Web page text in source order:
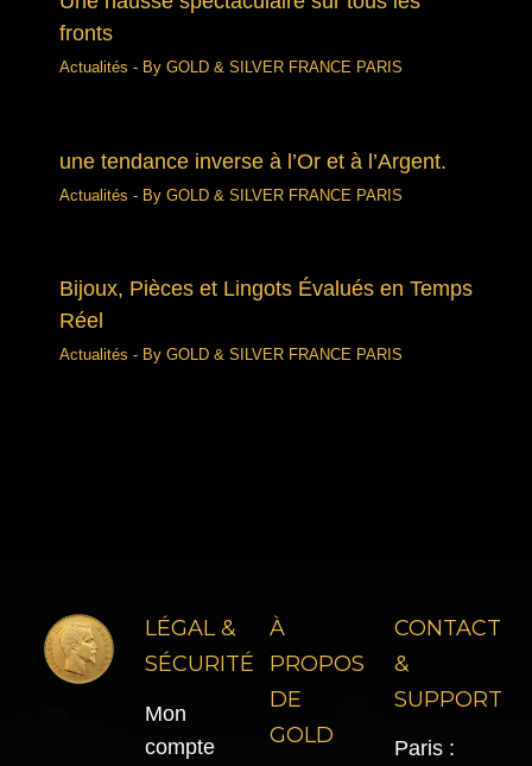
fronts
Actualités - By GOLD & SILVER FRANCE PARIS
une tendance inverse à l’Or et à l’Argent.
Actualités - By GOLD & SILVER FRANCE PARIS
Bijoux, Pièces et Lingots Évalués en Temps
Réel
Actualités - By GOLD & SILVER FRANCE PARIS
LÉGAL &
SÉCURITÉ
Mon
compte
À
PROPOS
DE
GOLD
CONTACT
&
SUPPORT
Paris :